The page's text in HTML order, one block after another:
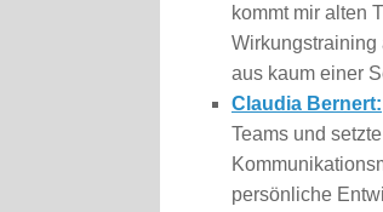
kommt mir alten
Wirkungstraining
aus kaum einer
Claudia Bernert:
Teams und
persönliche